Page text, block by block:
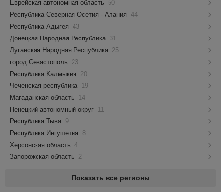
Еврейская автономная область
50
Республика Северная Осетия - Алания 44
Республика Адыгея 43
Донецкая Народная Республика 31
Луганская Народная Республика 25
город Севастополь
23
Республика Калмыкия
20
Чеченская республика
19
Магаданская область
14
Ненецкий автономный округ
11
Республика Тыва 9
Республика Ингушетия
8
Херсонская область 4
Запорожская область
2
Показать все регионы